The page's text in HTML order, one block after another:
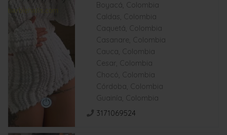
Boyacá, Colombia
Caldas, Colombia
Caquetá, Colombia
Casanare, Colombia
Cauca, Colombia
Cesar, Colombia
Chocó, Colombia
Córdoba, Colombia
Guainía, Colombia
3171069524